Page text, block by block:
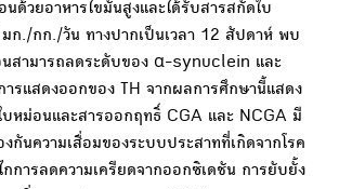
ด้วยอาหารไขมันสูงและได้รับสารสกัดใบ
ก./กก./วัน ทางปากเป็นเวลา 12 สัปดาห์ พบ
นสามารถลดระดับของ α-synuclein และ
รแสดงออกของ TH จากผลการศึกษานี้แสดง
บหม่อนและสารออกฤทธิ์ CGA และ NCGA มี
กันความเสื่อมของระบบประสาทที่เกิดจากโรค
กการลดความเครียดจากออกซิเดชัน การยับยั้ง